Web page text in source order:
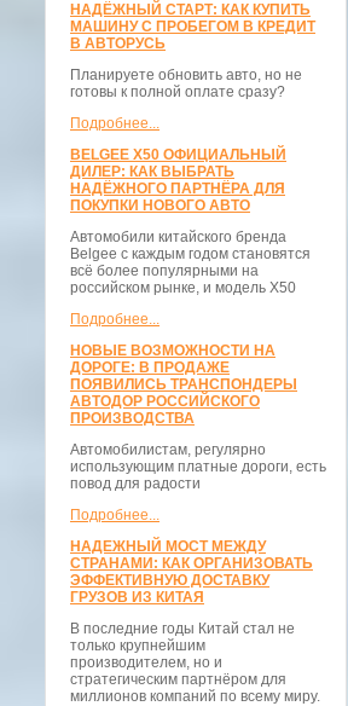
НАДЁЖНЫЙ СТАРТ: КАК КУПИТЬ
МАШИНУ С ПРОБЕГОМ В КРЕДИТ
В АВТОРУСЬ
Планируете обновить авто, но не
готовы к полной оплате сразу?
Подробнее...
BELGEE X50 ОФИЦИАЛЬНЫЙ
ДИЛЕР: КАК ВЫБРАТЬ
НАДЁЖНОГО ПАРТНЁРА ДЛЯ
ПОКУПКИ НОВОГО АВТО
Автомобили китайского бренда
Belgee с каждым годом становятся
всё более популярными на
российском рынке, и модель X50
Подробнее...
НОВЫЕ ВОЗМОЖНОСТИ НА
ДОРОГЕ: В ПРОДАЖЕ
ПОЯВИЛИСЬ ТРАНСПОНДЕРЫ
АВТОДОР РОССИЙСКОГО
ПРОИЗВОДСТВА
Автомобилистам, регулярно
использующим платные дороги, есть
повод для радости
Подробнее...
НАДЕЖНЫЙ МОСТ МЕЖДУ
СТРАНАМИ: КАК ОРГАНИЗОВАТЬ
ЭФФЕКТИВНУЮ ДОСТАВКУ
ГРУЗОВ ИЗ КИТАЯ
В последние годы Китай стал не
только крупнейшим
производителем, но и
стратегическим партнёром для
миллионов компаний по всему миру.